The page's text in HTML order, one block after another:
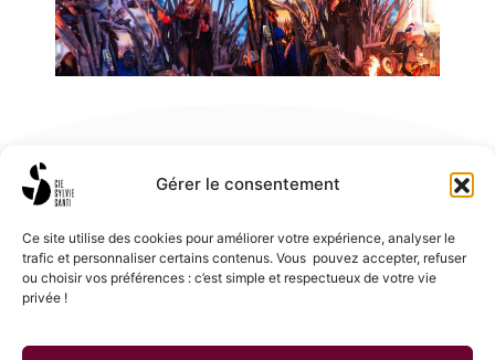
Gérer le consentement
Ce site utilise des cookies pour améliorer votre expérience, analyser le
trafic et personnaliser certains contenus. Vous pouvez accepter, refuser
ou choisir vos préférences : c’est simple et respectueux de votre vie
privée !